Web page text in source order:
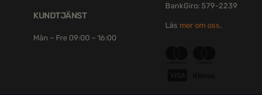
KUNDTJÄNST
Mån – Fre 09:00 – 16:00
BankGiro: 579-2239
Läs mer om oss.